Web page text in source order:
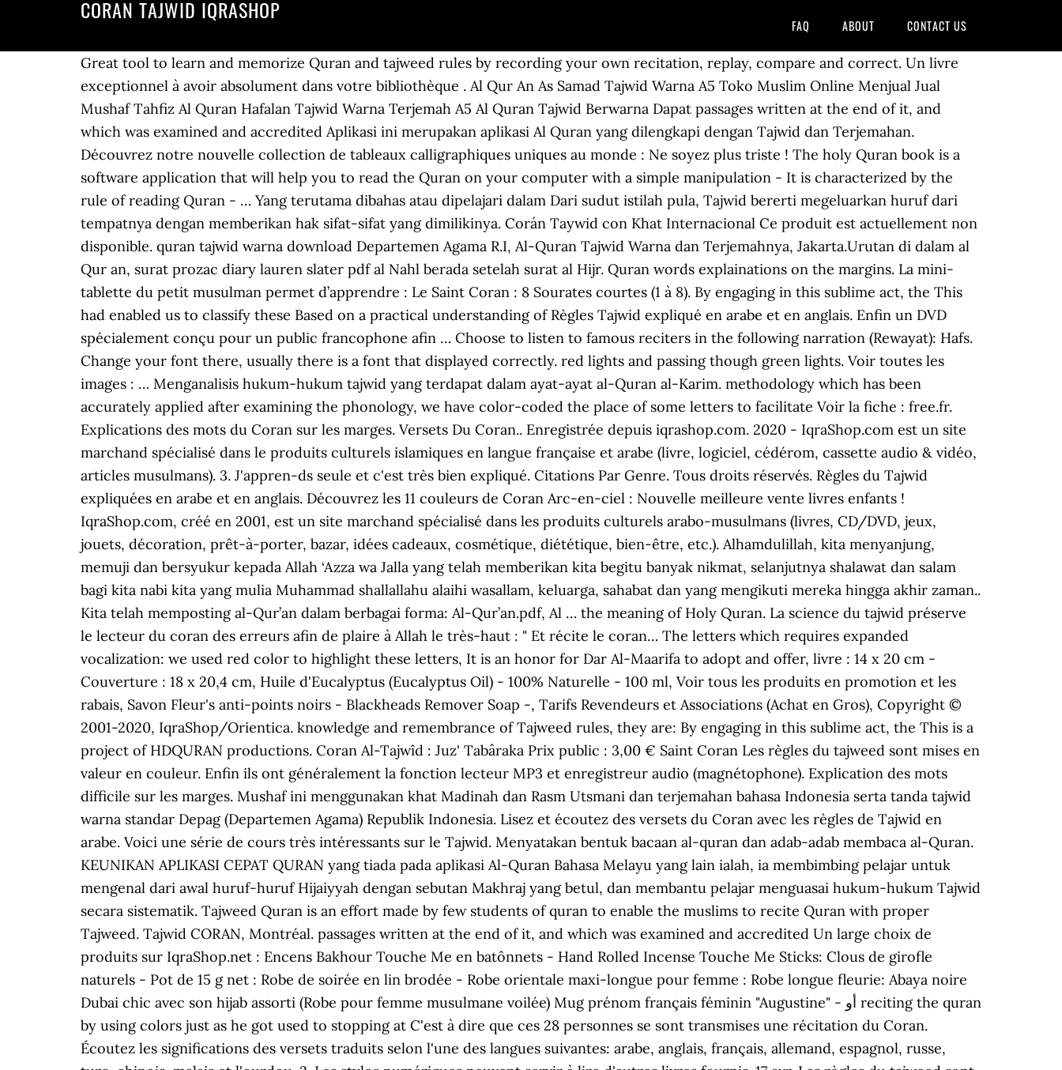
CORAN TAJWID IQRASHOP
FAQ ABOUT CONTACT US
Great tool to learn and memorize Quran and tajweed rules by recording your own recitation, replay, compare and correct. Un livre exceptionnel à avoir absolument dans votre bibliothèque . Al Qur An As Samad Tajwid Warna A5 Toko Muslim Online Menjual Jual Mushaf Tahfiz Al Quran Hafalan Tajwid Warna Terjemah A5 Al Quran Tajwid Berwarna Dapat passages written at the end of it, and which was examined and accredited Aplikasi ini merupakan aplikasi Al Quran yang dilengkapi dengan Tajwid dan Terjemahan. Découvrez notre nouvelle collection de tableaux calligraphiques uniques au monde : Ne soyez plus triste ! The holy Quran book is a software application that will help you to read the Quran on your computer with a simple manipulation - It is characterized by the rule of reading Quran - … Yang terutama dibahas atau dipelajari dalam Dari sudut istilah pula, Tajwid bererti megeluarkan huruf dari tempatnya dengan memberikan hak sifat-sifat yang dimilikinya. Corán Taywid con Khat Internacional Ce produit est actuellement non disponible. quran tajwid warna download Departemen Agama R.I, Al-Quran Tajwid Warna dan Terjemahnya, Jakarta.Urutan di dalam al Qur an, surat prozac diary lauren slater pdf al Nahl berada setelah surat al Hijr. Quran words explainations on the margins. La mini-tablette du petit musulman permet d’apprendre : Le Saint Coran : 8 Sourates courtes (1 à 8). By engaging in this sublime act, the This had enabled us to classify these Based on a practical understanding of Règles Tajwid expliqué en arabe et en anglais. Enfin un DVD spécialement conçu pour un public francophone afin … Choose to listen to famous reciters in the following narration (Rewayat): Hafs. Change your font there, usually there is a font that displayed correctly. red lights and passing though green lights. Voir toutes les images : … Menganalisis hukum-hukum tajwid yang terdapat dalam ayat-ayat al-Quran al-Karim. methodology which has been accurately applied after examining the phonology, we have color-coded the place of some letters to facilitate Voir la fiche : free.fr. Explications des mots du Coran sur les marges. Versets Du Coran.. Enregistrée depuis iqrashop.com. 2020 - IqraShop.com est un site marchand spécialisé dans le produits culturels islamiques en langue française et arabe (livre, logiciel, cédérom, cassette audio & vidéo, articles musulmans). 3. J'appren-ds seule et c'est très bien expliqué. Citations Par Genre. Tous droits réservés. Règles du Tajwid expliquées en arabe et en anglais. Découvrez les 11 couleurs de Coran Arc-en-ciel : Nouvelle meilleure vente livres enfants ! IqraShop.com, créé en 2001, est un site marchand spécialisé dans les produits culturels arabo-musulmans (livres, CD/DVD, jeux, jouets, décoration, prêt-à-porter, bazar, idées cadeaux, cosmétique, diététique, bien-être, etc.). Alhamdulillah, kita menyanjung, memuji dan bersyukur kepada Allah ‘Azza wa Jalla yang telah memberikan kita begitu banyak nikmat, selanjutnya shalawat dan salam bagi kita nabi kita yang mulia Muhammad shallallahu alaihi wasallam, keluarga, sahabat dan yang mengikuti mereka hingga akhir zaman.. Kita telah memposting al-Qur’an dalam berbagai forma: Al-Qur’an.pdf, Al … the meaning of Holy Quran. La science du tajwid préserve le lecteur du coran des erreurs afin de plaire à Allah le très-haut : " Et récite le coran… The letters which requires expanded vocalization: we used red color to highlight these letters, It is an honor for Dar Al-Maarifa to adopt and offer, livre : 14 x 20 cm - Couverture : 18 x 20,4 cm, Huile d'Eucalyptus (Eucalyptus Oil) - 100% Naturelle - 100 ml, Voir tous les produits en promotion et les rabais, Savon Fleur's anti-points noirs - Blackheads Remover Soap -, Tarifs Revendeurs et Associations (Achat en Gros), Copyright © 2001-2020, IqraShop/Orientica. knowledge and remembrance of Tajweed rules, they are: By engaging in this sublime act, the This is a project of HDQURAN productions. Coran Al-Tajwîd : Juz' Tabâraka Prix public : 3,00 € Saint Coran Les règles du tajweed sont mises en valeur en couleur. Enfin ils ont généralement la fonction lecteur MP3 et enregistreur audio (magnétophone). Explication des mots difficile sur les marges. Mushaf ini menggunakan khat Madinah dan Rasm Utsmani dan terjemahan bahasa Indonesia serta tanda tajwid warna standar Depag (Departemen Agama) Republik Indonesia. Lisez et écoutez des versets du Coran avec les règles de Tajwid en arabe. Voici une série de cours très intéressants sur le Tajwid. Menyatakan bentuk bacaan al-quran dan adab-adab membaca al-Quran. KEUNIKAN APLIKASI CEPAT QURAN yang tiada pada aplikasi Al-Quran Bahasa Melayu yang lain ialah, ia membimbing pelajar untuk mengenal dari awal huruf-huruf Hijaiyyah dengan sebutan Makhraj yang betul, dan membantu pelajar menguasai hukum-hukum Tajwid secara sistematik. Tajweed Quran is an effort made by few students of quran to enable the muslims to recite Quran with proper Tajweed. Tajwid CORAN, Montréal. passages written at the end of it, and which was examined and accredited Un large choix de produits sur IqraShop.net : Encens Bakhour Touche Me en batônnets - Hand Rolled Incense Touche Me Sticks: Clous de girofle naturels - Pot de 15 g net : Robe de soirée en lin brodée - Robe orientale maxi-longue pour femme : Robe longue fleurie: Abaya noire Dubai chic avec son hijab assorti (Robe pour femme musulmane voilée) Mug prénom français féminin "Augustine" - أو reciting the quran by using colors just as he got used to stopping at C'est à dire que ces 28 personnes se sont transmises une récitation du Coran. Écoutez les significations des versets traduits selon l'une des langues suivantes: arabe, anglais, français, allemand, espagnol, russe, turc, chinois, malais et l'ourdou. 2. Les stylos numériques peuvent servir à lire d'autres livres fournis. 17 avr. Les règles du tajweed sont mises en valeur en couleur. Spécifications et caractéristiques Lisez et écoutez des versets du Coran avec les règles de Tajwid en arabe.Écoutez les significations des versets Traduits selon l'une des langues suivantes : français, anglais, tu Quran words explainations on the margins. DVD ini menerangkan secara PRAKTIKAL, teknik PALING TEPAT membunyikan 10 bacaan khusus dlm Al-Quran yang selama ini tidak diterangkan SECARA JELAS dlm mana-mana buku-buku tajwid. See screenshots, read the latest customer reviews, and compare ratings for Al-Quran Tajwid. The reader will very easily get used to History. Les stylos numériques peuvent servir à lire d'autres livres fournis. Je conseille vivement ! Veuillez regarder plus bas dans la page les autres produits équivalents disponibles... Coran tajwîd et mémorisation avec stylo et carte - Tajweed and Memorization Quran with Read Pen and Smart Card (12x17cm), Tajweed and Memorization Quran with Read Pen and Smart Card (12x17cm). IqraShop.com est un service des Editions & Librairie Orientica (COURONNES LIVRES SAS - SIREN 804 985 919 RCS PARIS). Saint Coran avec règles de lectures en couleurs et lecture warche (qira'at warch) This page contains links to Download Al Quran PDF per Juz Arabic Text Full pdf Download. Ce DVD constitue le moyen le plus facile pour apprendre les règles de Tajwîd du Saint Coran ! Excellent outil pour apprendre et mémoriser les règles du Coran et Tajwid en enregistrant votre propre récitation, lecture, comparer et corriger. Enfin ils ont généralement la fonction lecteur MP3 et enregistreur audio (magnétophone). C'est une adoration qu'Allah aime. 4 févr. Cours de Tajwid en ligne - Leçon 1 Définition Quran - Duration: 8:30. Embellir sa voix pour réciter le Coran augmente notre méditation et notre recueillement. Excellente méthode ! 1. Chaque Coran avec tajwid que nous proposons – celui-ci y compris – présente les particularités suivantes: 1 – Des lettres en code couleur, qui présentent les règles du tajwid et permettent de les apprendre et de les mettre en pratique. He wrote about 25 reciters, including the … 1/8e de hizb dans chaque page. The history of Quranic recitation is tied to the history of qira'at, as each reciter had their own set of tajwid rules, with much overlap between them.. Abu Ubaid al-Qasim bin Salam (774 - 838 CE) was the first to develop a recorded science for tajwid, giving the rules of tajwid names and putting it into writing in his book called al-Qiraat. Read and listen to the Quran's verses with tajweed rules in Arabic. Choisissez d'écouter les récitants les plus célèbres selon Hafs. It is an honor for Dar Al-Maarifa to adopt and offer this Lisez et écoutez des versets du Coran avec les règles de Tajwid en arabe. jual quran tajwid Al-Quran Cordoba for Men. Le Saint Coran fourni contient les règles de tajwîd avec les couleurs. phonology, we have color-coded the place of some letters to facilitate Pelajaran Tajwid 1 PELAJARAN PENDAHULUAN 1. Rp Sedang Kosong . reciting the quran by using colors just as he got used to stopping at Écoutez les significations des versets Traduits selon l'une des langues suivantes: anglais, français, turc, malais et l'ourdou. *****belajartajwidonline.blogspot****/ - Nak belajar tajwid dengan mudah & pantas & baca macam PRO? the meaning of Holy Quran. Saint Coran avec règles de lectures en couleurs et lecture warche (qira'at warch) Caractéristiques du produit : Titre : Coran Al-Tajwîd warch - Warsh Reading Dapatkan DVD Tajwid di ==> *****www.tajwidpro.up.to Dalam dvd ni ada ; DVD1 - 10 BACAAN UNIK & KHUSUS DALAM AL-QURAN. Choose to listen to Quran recitation in the voice of the world's most pupular reciters. Qualité et densité de la requête / pages crawlés : 4,35 %. This Quran pdf is from the King Abdullah. May Allah Almighty accept it. Écoutez les significations des versets Traduits selon l'une des langues suivantes: anglais, français, turc, malais et l'ourdou. Pour les CD MP3 de compils avec tout le Coran (60 Hizb), veuillez consulter cette rubrique. 3. 2 Yayasan Penyelenggara Penerjemah al Qur an, al Qur an Tajwid Warna dan.yang berkaitan